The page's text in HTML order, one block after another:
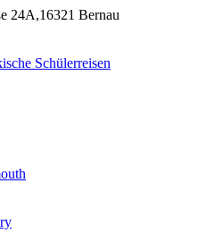
24A,16321 Bernau